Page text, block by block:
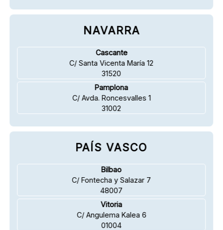
NAVARRA
Cascante
C/ Santa Vicenta María 12
31520
Pamplona
C/ Avda. Roncesvalles 1
31002
PAÍS VASCO
Bilbao
C/ Fontecha y Salazar 7
48007
Vitoria
C/ Angulema Kalea 6
01004